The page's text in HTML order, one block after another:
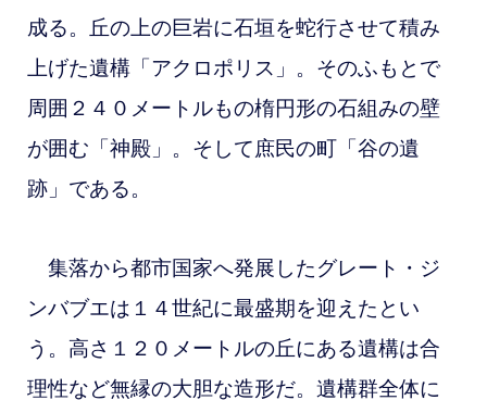
成る。丘の上の巨岩に石垣を蛇行させて積み
上げた遺構「アクロポリス」。そのふもとで
周囲２４０メートルもの楕円形の石組みの壁
が囲む「神殿」。そして庶民の町「谷の遺
跡」である。
集落から都市国家へ発展したグレート・ジ
ンバブエは１４世紀に最盛期を迎えたとい
う。高さ１２０メートルの丘にある遺構は合
理性など無縁の大胆な造形だ。遺構群全体に